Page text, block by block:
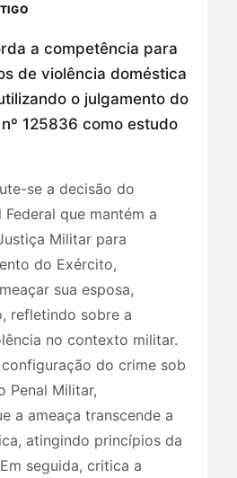
a competência para
de violência doméstica
o julgamento do
125836 como estudo
se a decisão do
Federal que mantém a
Militar para
do Exército,
sua esposa,
refletindo sobre a
no contexto militar.
do crime sob
Penal Militar,
a ameaça transcende a
atingindo princípios da
seguida, critica a